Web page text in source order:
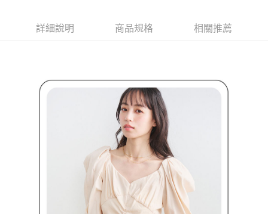
ATM／網路銀行／等多元方式進行付款，方視為交易完成。
是否繳費成功／繳費後需取消欲退款等相關疑問，請聯繫「AFTEE先享後付
客戶支援中心」
https://netprotections.freshdesk.com/support/home
１．透過由恩沛科技股份有限公司提供之「AFTEE先享後付」服務完成之交
易，需依本服務之必要範圍內提供個人資料，並將交易相關給付款項請求債
權轉讓予恩沛科技股份有限公司。
２．關於個人資料處理事宜，請瀏覽以下網址：
https://aftee.tw/terms/#terms3
３．未成年的使用者請事先徵得法定代理人或監護人之同意方可使用
「AFTEE先享後付」，若未經同意申辦者引起之損失，本公司不負相關責
４．使用「AFTEE先享後付」時，將依據個別帳號之用戶狀況，依本公司即
萊爾富取貨付款
詳細說明 商品規格 相關推薦